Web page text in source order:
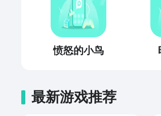
愤怒的小鸟
最新游戏推荐